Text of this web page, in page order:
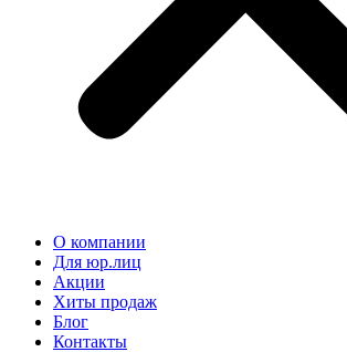
О компании
Для юр.лиц
Акции
Хиты продаж
Блог
Контакты